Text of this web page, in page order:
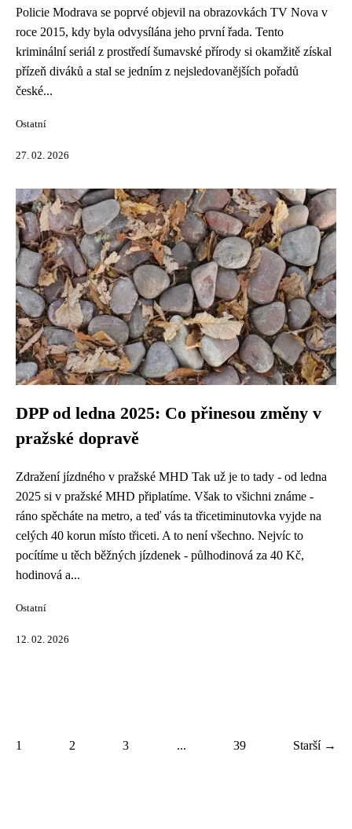
Policie Modrava se poprvé objevil na obrazovkách TV Nova v
roce 2015, kdy byla odvysílána jeho první řada. Tento
kriminální seriál z prostředí šumavské přírody si okamžitě získal
přízeň diváků a stal se jedním z nejsledovanějších pořadů
české...
Ostatní
27. 02. 2026
DPP od ledna 2025: Co přinesou změny v
pražské dopravě
Zdražení jízdného v pražské MHD Tak už je to tady - od ledna
2025 si v pražské MHD připlatíme. Však to všichni známe -
ráno spěcháte na metro, a teď vás ta třicetiminutovka vyjde na
celých 40 korun místo třiceti. A to není všechno. Nejvíc to
pocítíme u těch běžných jízdenek - půlhodinová za 40 Kč,
hodinová a...
Ostatní
12. 02. 2026
1 2 3 ... 39 Starší →